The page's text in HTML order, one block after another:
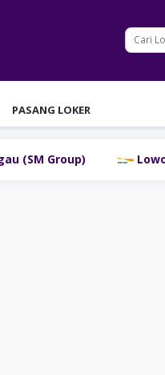
PASANG LOKER
Lowongan Kerja